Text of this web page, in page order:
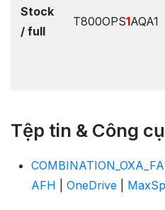
Stock
/ full
T800OPS1AQA1
Tệp tin & Công
AFH
OneDrive|